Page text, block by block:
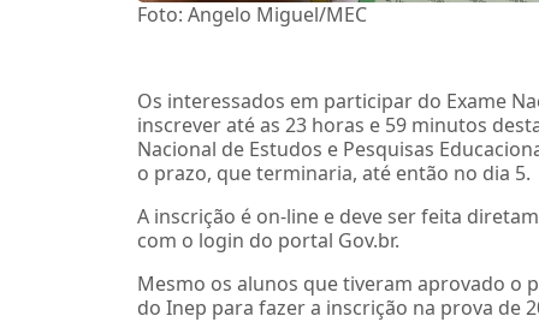
Foto: Angelo Miguel/MEC
Os interessados em participar do Exame
inscrever até as 23 horas e 59 minutos
Nacional de Estudos e Pesquisas
o prazo, que terminaria, até então no dia 5.
A inscrição é on-line e deve ser feita
com o login do portal Gov.br.
Mesmo os alunos que tiveram aprovado o
do Inep para fazer a inscrição na prova de